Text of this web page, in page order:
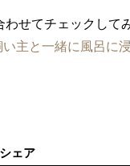
せてチェックして
い主と一緒に風呂に
ェア